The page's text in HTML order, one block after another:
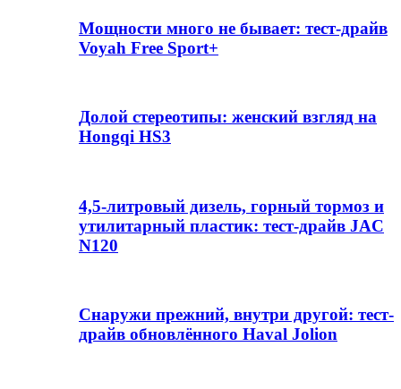
Мощности много не бывает: тест-драйв
Voyah Free Sport+
Долой стереотипы: женский взгляд на
Hongqi HS3
4,5-литровый дизель, горный тормоз и
утилитарный пластик: тест-драйв JAC
N120
Снаружи прежний, внутри другой: тест-
драйв обновлённого Haval Jolion